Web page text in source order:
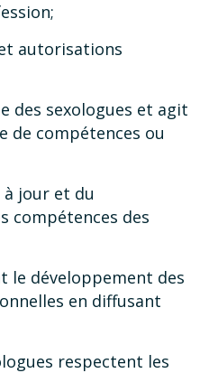
autorisations
des sexologues et agit
de compétences ou
à jour et du
compétences des
le développement des
en diffusant
respectent les